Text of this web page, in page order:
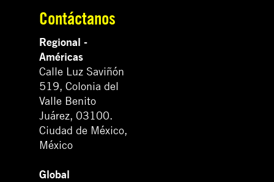
Contáctanos
Regional -
Américas
Calle Luz Saviñón
519, Colonia del
Valle Benito
Juárez, 03100.
Ciudad de México,
México
Global